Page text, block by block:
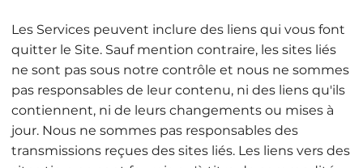
Les Services peuvent inclure des liens qui vous font
quitter le Site. Sauf mention contraire, les sites liés
ne sont pas sous notre contrôle et nous ne sommes
pas responsables de leur contenu, ni des liens qu'ils
contiennent, ni de leurs changements ou mises à
jour. Nous ne sommes pas responsables des
transmissions reçues des sites liés. Les liens vers des